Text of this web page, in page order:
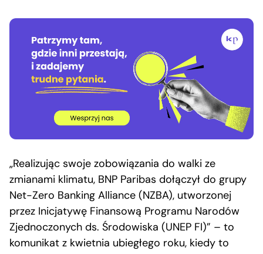
„Realizując swoje zobowiązania do walki ze
zmianami klimatu, BNP Paribas dołączył do grupy
Net-Zero Banking Alliance (NZBA), utworzonej
przez Inicjatywę Finansową Programu Narodów
Zjednoczonych ds. Środowiska (UNEP FI)” – to
komunikat z kwietnia ubiegłego roku, kiedy to